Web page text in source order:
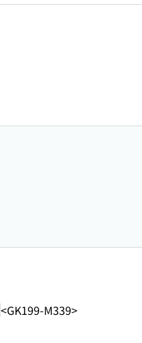
<GK199-M339>